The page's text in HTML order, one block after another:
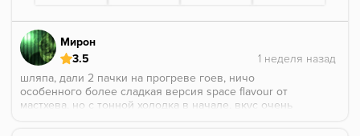
Мирон
3.5
шляпа, дали 2 пачки на прогреве гоев, ничо
особенного более сладкая версия space flavour от
мастхева, но с тонной холодка в начале, вкус очень